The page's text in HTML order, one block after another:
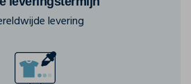
levering